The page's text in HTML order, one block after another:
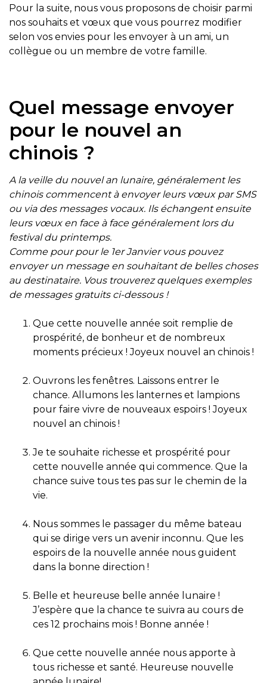
Pour la suite, nous vous proposons de choisir parmi
nos souhaits et vœux que vous pourrez modifier
selon vos envies pour les envoyer à un ami, un
collègue ou un membre de votre famille.
Quel message envoyer
pour le nouvel an
chinois ?
A la veille du nouvel an lunaire, généralement les
chinois commencent à envoyer leurs vœux par SMS
ou via des messages vocaux. Ils échangent ensuite
leurs vœux en face à face généralement lors du
festival du printemps.
Comme pour pour le 1er Janvier vous pouvez
envoyer un message en souhaitant de belles choses
au destinataire. Vous trouverez quelques exemples
de messages gratuits ci-dessous !
Que cette nouvelle année soit remplie de
prospérité, de bonheur et de nombreux
moments précieux ! Joyeux nouvel an chinois !
Ouvrons les fenêtres. Laissons entrer le
chance. Allumons les lanternes et lampions
pour faire vivre de nouveaux espoirs ! Joyeux
nouvel an chinois !
Je te souhaite richesse et prospérité pour
cette nouvelle année qui commence. Que la
chance suive tous tes pas sur le chemin de la
vie.
Nous sommes le passager du même bateau
qui se dirige vers un avenir inconnu. Que les
espoirs de la nouvelle année nous guident
dans la bonne direction !
Belle et heureuse belle année lunaire !
J’espère que la chance te suivra au cours de
ces 12 prochains mois ! Bonne année !
Que cette nouvelle année nous apporte à
tous richesse et santé. Heureuse nouvelle